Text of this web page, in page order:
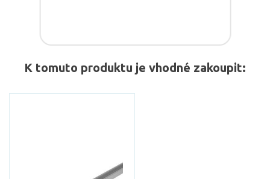
K tomuto produktu je vhodné zakoupit: